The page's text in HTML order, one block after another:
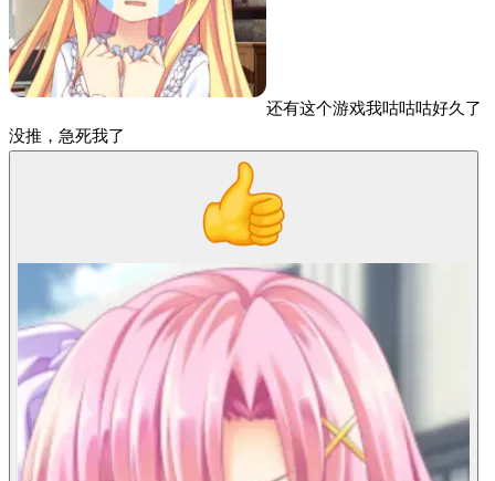
还有这个游戏我咕咕咕好久了
没推，急死我了